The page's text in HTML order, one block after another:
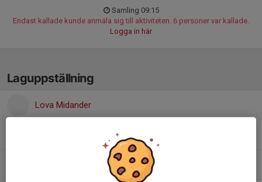
Samling 09:15
Endast kallade kunde anmäla sig till aktiviteten. 6 personer var kallade.
Logga in här
Laguppställning
Lova Midander